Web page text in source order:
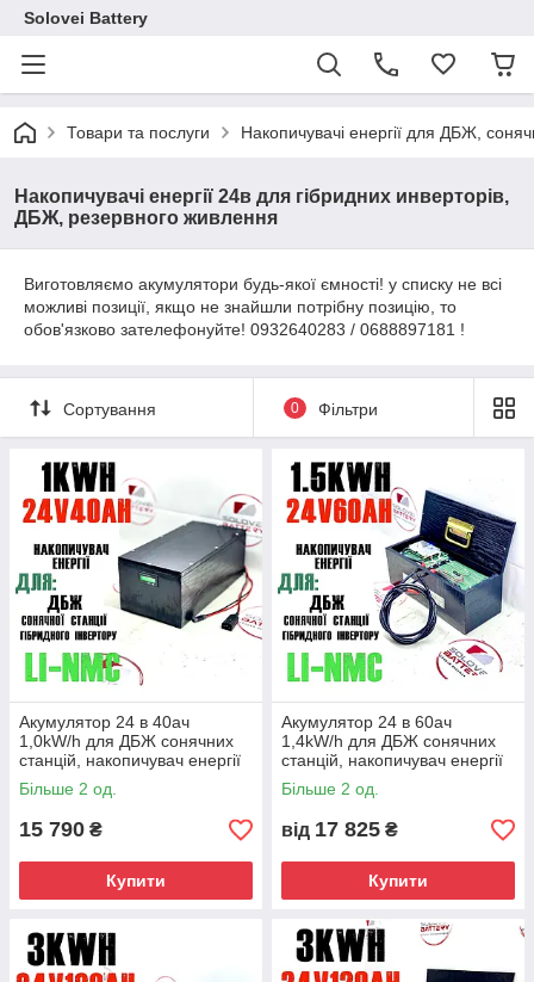
Solovei Battery
Товари та послуги Накопичувачі енергії для ДБЖ,
Накопичувачі енергії 24в для гібридних инверторів,
ДБЖ, резервного живлення
Виготовляємо акумулятори будь-якої ємності! у списку не всі
можливі позиції, якщо не знайшли потрібну позицію, то
обов'язково зателефонуйте! 0932640283 / 0688897181 !
Сортування 0 Фільтри
Акумулятор 24 в 40ач
1,0kW/h для ДБЖ сонячних
станцій, накопичувач енергії
безперебійне безперервне
живлення UPS ДБЖ батарея
Більше 2 од.
15 790 ₴
Купити
Акумулятор 24 в 60ач
1,4kW/h для ДБЖ сонячних
станцій, накопичувач енергії
безперебійне безперервне
живлення UPS ДБЖ батарея
Більше 2 од.
від 17 825 ₴
Купити